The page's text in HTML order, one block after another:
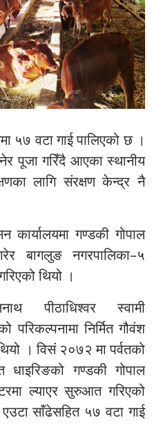
५७ वटा गाई पालिएको छ ।
पूजा गरिँदै आएका स्थानीय
लागि संरक्षण केन्द्र नै
गण्डकी गोपाल
बागलुङ नगरपालिका–५
थियो ।
पीठाधिश्वर स्वामी
परिकल्पनामा निर्मित गौवंश
। विसं २०७२ मा पर्वतको
गण्डकी गोपाल
ल्याएर सुरुआत गरिएको
साँढेसहित ५७ वटा गाई